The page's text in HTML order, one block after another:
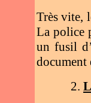
Très vite,
La police
un fusil
document
2.